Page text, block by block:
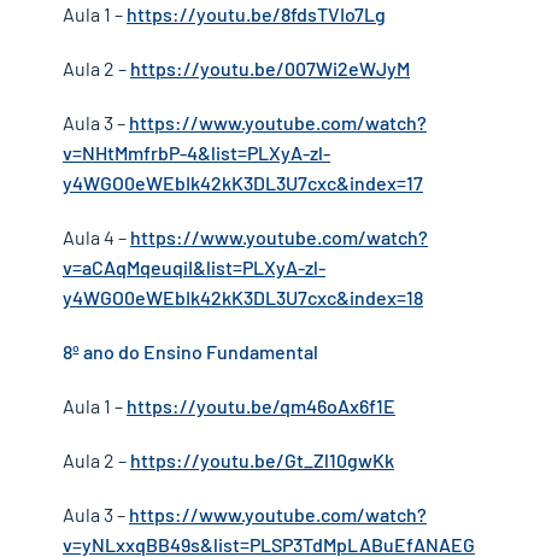
Aula 1 – https://youtu.be/8fdsTVIo7Lg
Aula 2 – https://youtu.be/007Wi2eWJyM
Aula 3 – https://www.youtube.com/watch?
v=NHtMmfrbP-4&list=PLXyA-zl-
y4WGO0eWEbIk42kK3DL3U7cxc&index=17
Aula 4 – https://www.youtube.com/watch?
v=aCAqMqeuqiI&list=PLXyA-zl-
y4WGO0eWEbIk42kK3DL3U7cxc&index=18
8º ano do Ensino Fundamental
Aula 1 – https://youtu.be/qm46oAx6f1E
Aula 2 – https://youtu.be/Gt_Zl10gwKk
Aula 3 – https://www.youtube.com/watch?
v=yNLxxqBB49s&list=PLSP3TdMpLABuEfANAEG